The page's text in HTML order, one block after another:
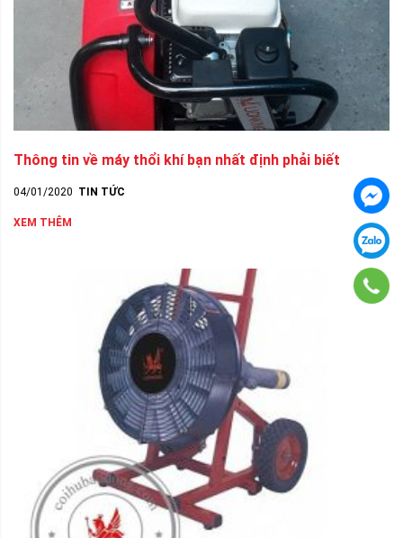
Thông tin về máy thổi khí bạn nhất định phải biết
04/01/2020 TIN TỨC
XEM THÊM